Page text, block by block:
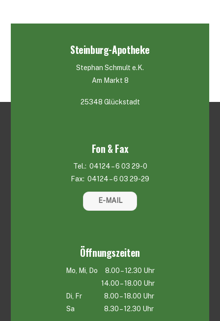
Steinburg-Apotheke
Stephan Schmult e.K.
Am Markt 8
25348 Glückstadt
Fon & Fax
Tel.: 04124 – 6 03 29-0
Fax: 04124 – 6 03 29-29
E-MAIL
Öffnungszeiten
Mo, Mi, Do 8.00 – 12.30 Uhr
14.00 – 18.00 Uhr
Di, Fr 8.00 – 18.00 Uhr
Sa 8.30 – 12.30 Uhr